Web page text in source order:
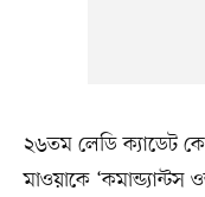
২৬তম লেডি ক্যাডেট
মাওয়াকে